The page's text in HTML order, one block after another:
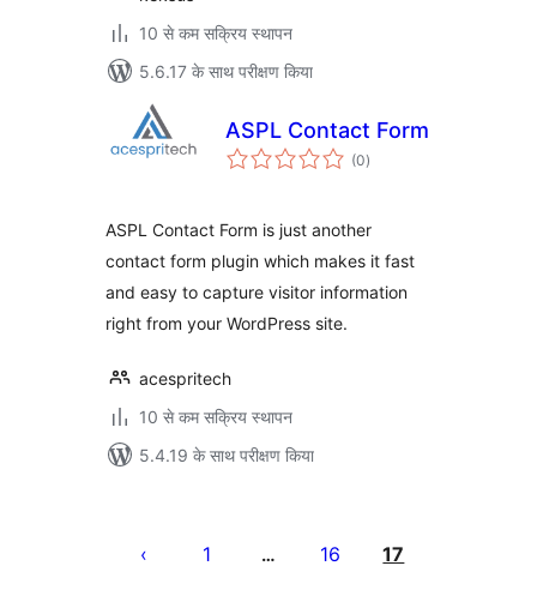
10 से कम सक्रिय स्थापन
5.6.17 के साथ परीक्षण किया
ASPL Contact Form
(0कुल
दर)
ASPL Contact Form is just another
contact form plugin which makes it fast
and easy to capture visitor information
right from your WordPress site.
acespritech
10 से कम सक्रिय स्थापन
5.4.19 के साथ परीक्षण किया
पेजिनेशन
1 … 16 17